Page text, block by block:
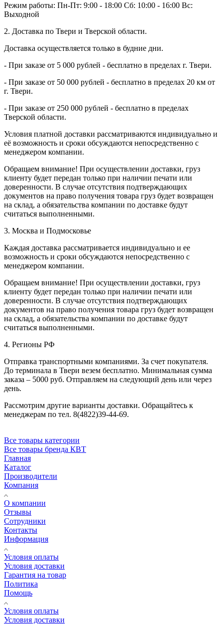
Режим работы: Пн-Пт: 9:00 - 18:00 Сб: 10:00 - 16:00 Вс:
Выходной
2. Доставка по Твери и Тверской области.
Доставка осуществляется только в будние дни.
- При заказе от 5 000 рублей - бесплатно в пределах г. Твери.
- При заказе от 50 000 рублей - бесплатно в пределах 20 км от
г. Твери.
- При заказе от 250 000 рублей - бесплатно в пределах
Тверской области.
Условия платной доставки рассматриваются индивидуально и
её возможность и сроки обсуждаются непосредственно с
менеджером компании.
Обращаем внимание! При осуществлении доставки, груз
клиенту будет передан только при наличии печати или
доверенности. В случае отсутствия подтверждающих
документов на право получения товара груз будет возвращен
на склад, а обязательства компании по доставке будут
считаться выполненными.
3. Москва и Подмосковье
Каждая доставка рассматривается индивидуально и ее
возможность и сроки обсуждаются непосредственно с
менеджером компании.
Обращаем внимание! При осуществлении доставки, груз
клиенту будет передан только при наличии печати или
доверенности. В случае отсутствия подтверждающих
документов на право получения товара груз будет возвращен
на склад, а обязательства компании по доставке будут
считаться выполненными.
4. Регионы РФ
Отправка транспортными компаниями. За счет покупателя.
До терминала в Твери везем бесплатно. Минимальная сумма
заказа – 5000 руб. Отправляем на следующий день или через
день.
Рассмотрим другие варианты доставки. Обращайтесь к
менеджерам по тел. 8(4822)39-44-69.
Все товары категории
Все товары бренда КВТ
Главная
Каталог
Производители
Компания
О компании
Отзывы
Сотрудники
Контакты
Информация
Условия оплаты
Условия доставки
Гарантия на товар
Политика
Помощь
Условия оплаты
Условия доставки